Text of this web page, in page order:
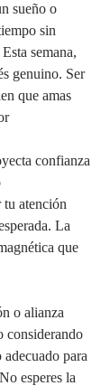
sueño o
sin
semana,
genuino. Ser
que amas
confianza
atención
La
que
o alianza
para
esperes la